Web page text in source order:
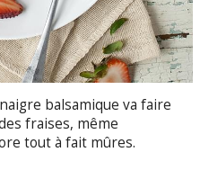
balsamique va faire
fraises, même
tout à fait mûres.